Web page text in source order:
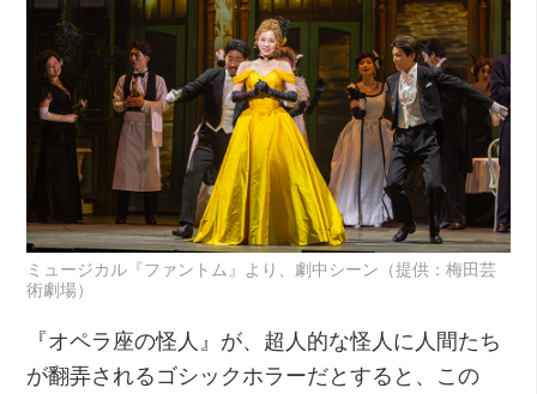
ミュージカル『ファントム』より、劇中シーン（提供：梅田芸
術劇場）
『オペラ座の怪人』が、超人的な怪人に人間たち
が翻弄されるゴシックホラーだとすると、この